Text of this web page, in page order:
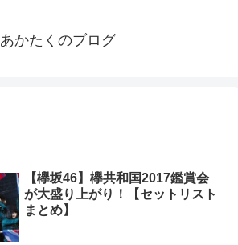
あかたくのブログ
【欅坂46】欅共和国2017鑑賞会
が大盛り上がり！【セットリスト
まとめ】